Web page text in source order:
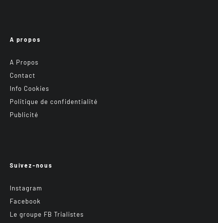
A propos
A Propos
Contact
Info Cookies
Politique de confidentialité
Publicité
Suivez-nous
Instagram
Facebook
Le groupe FB Trialistes